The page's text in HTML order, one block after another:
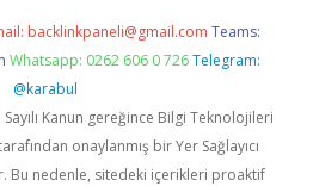
backlinkpaneli@gmail.com Teams:
Whatsapp: 0262 606 0 726 Telegram:
@karabul
Kanun gereğince Bilgi Teknolojileri
onaylanmış bir Yer Sağlayıcı
Bu nedenle, sitedeki içerikleri proaktif